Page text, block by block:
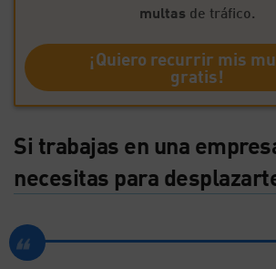
multas de tráfico.
¡Quiero recurrir mis
gratis!
Si trabajas en una
necesitas para